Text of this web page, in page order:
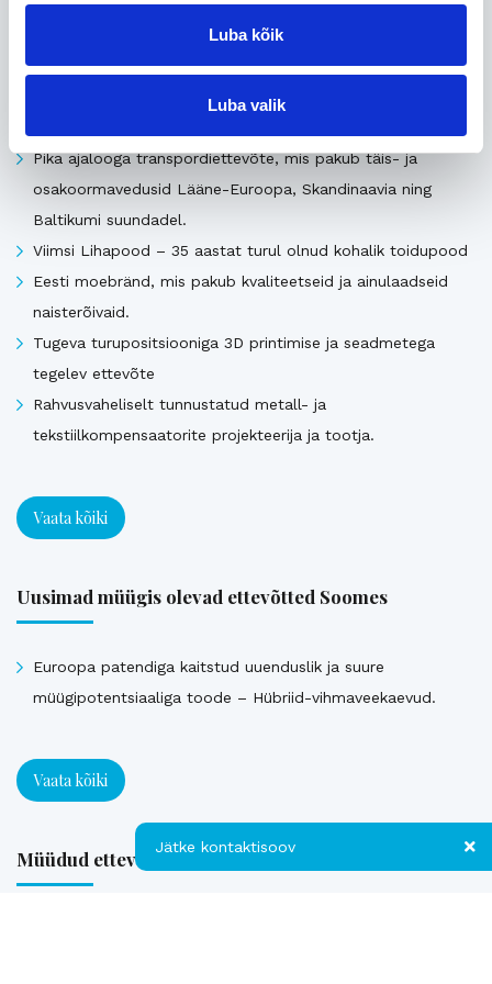
Luba kõik
Luba valik
Pika ajalooga transpordiettevõte, mis pakub täis- ja
osakoormavedusid Lääne-Euroopa, Skandinaavia ning
Baltikumi suundadel.
Viimsi Lihapood – 35 aastat turul olnud kohalik toidupood
Eesti moebränd, mis pakub kvaliteetseid ja ainulaadseid
naisterõivaid.
Tugeva turupositsiooniga 3D printimise ja seadmetega
tegelev ettevõte
Rahvusvaheliselt tunnustatud metall- ja
tekstiilkompensaatorite projekteerija ja tootja.
Vaata kõiki
Uusimad müügis olevad ettevõtted Soomes
Euroopa patendiga kaitstud uuenduslik ja suure
müügipotentsiaaliga toode – Hübriid-vihmaveekaevud.
Vaata kõiki
Müüdud ettevõtted
Jätke kontaktisoov